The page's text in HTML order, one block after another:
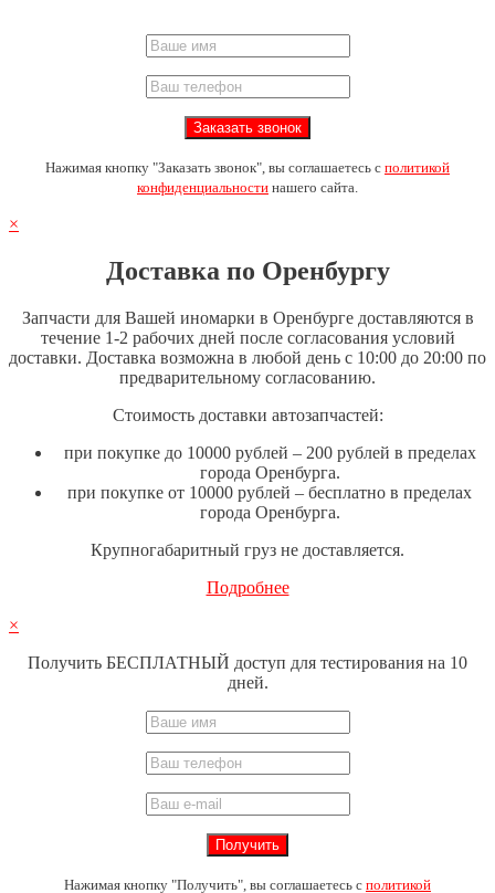
Нажимая кнопку "Заказать звонок", вы соглашаетесь с политикой
конфиденциальности нашего сайта.
×
Доставка по Оренбургу
Запчасти для Вашей иномарки в Оренбурге доставляются в
течение 1-2 рабочих дней после согласования условий
доставки. Доставка возможна в любой день с 10:00 до 20:00 по
предварительному согласованию.
Стоимость доставки автозапчастей:
при покупке до 10000 рублей – 200 рублей в пределах
города Оренбурга.
при покупке от 10000 рублей – бесплатно в пределах
города Оренбурга.
Крупногабаритный груз не доставляется.
Подробнее
×
Получить БЕСПЛАТНЫЙ доступ для тестирования на 10
дней.
Нажимая кнопку "Получить", вы соглашаетесь с политикой